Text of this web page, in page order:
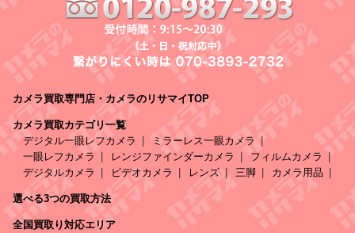
カメラ買取専門店・カメラのリサマイTOP
カメラ買取カテゴリ一覧
デジタル一眼レフカメラ
ミラーレス一眼カメラ
一眼レフカメラ
レンジファインダーカメラ
フィルムカメラ
デジタルカメラ
ビデオカメラ レンズ 三脚 カメラ用品
選べる3つの買取方法
全国買取り対応エリア